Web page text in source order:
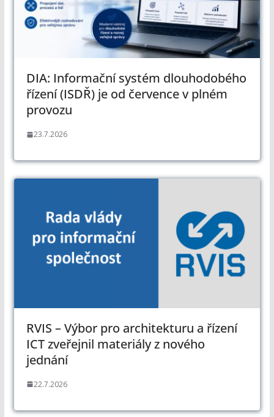
DIA: Informační systém dlouhodobého
řízení (ISDŘ) je od července v plném
provozu
23.7.2026
RVIS – Výbor pro architekturu a řízení
ICT zveřejnil materiály z nového
jednání
22.7.2026